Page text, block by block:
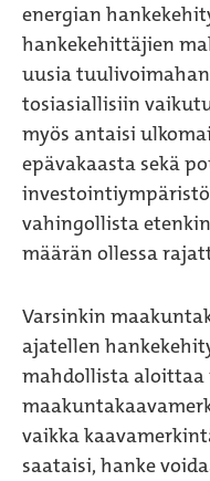
energian
hankekehittäjien
uusia
tosiasiallisiin
myös antaisi
epävakaasta sekä
vahingollista
määrän ollessa
Varsinkin
ajatellen
mahdollista
vaikka
saataisi, hanke